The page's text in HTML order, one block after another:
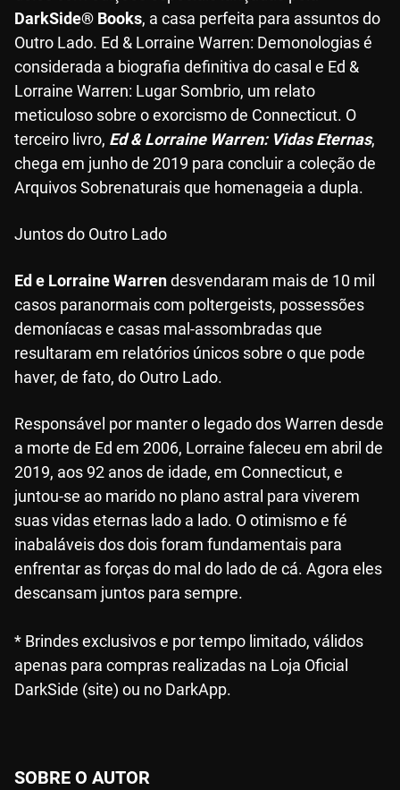
DarkSide® Books, a casa perfeita para assuntos do
Outro Lado. Ed & Lorraine Warren: Demonologias é
considerada a biografia definitiva do casal e Ed &
Lorraine Warren: Lugar Sombrio, um relato
meticuloso sobre o exorcismo de Connecticut. O
terceiro livro, Ed & Lorraine Warren: Vidas Eternas,
chega em junho de 2019 para concluir a coleção de
Arquivos Sobrenaturais que homenageia a dupla.
Juntos do Outro Lado
Ed e Lorraine Warrendesvendaram mais de 10 mil
casos paranormais com poltergeists, possessões
demoníacas e casas mal-assombradas que
resultaram em relatórios únicos sobre o que pode
haver, de fato, do Outro Lado.
Responsável por manter o legado dos Warren desde
a morte de Ed em 2006, Lorraine faleceu em abril de
2019, aos 92 anos de idade, em Connecticut, e
juntou-se ao marido no plano astral para viverem
suas vidas eternas lado a lado. O otimismo e fé
inabaláveis dos dois foram fundamentais para
enfrentar as forças do mal do lado de cá. Agora eles
descansam juntos para sempre.
* Brindes exclusivos e por tempo limitado, válidos
apenas para compras realizadas na Loja Oficial
DarkSide (site) ou no DarkApp.
SOBRE O AUTOR